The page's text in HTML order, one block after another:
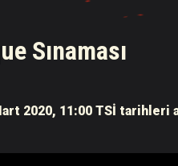
Sınaması
2020, 11:00 TSİ tarihleri